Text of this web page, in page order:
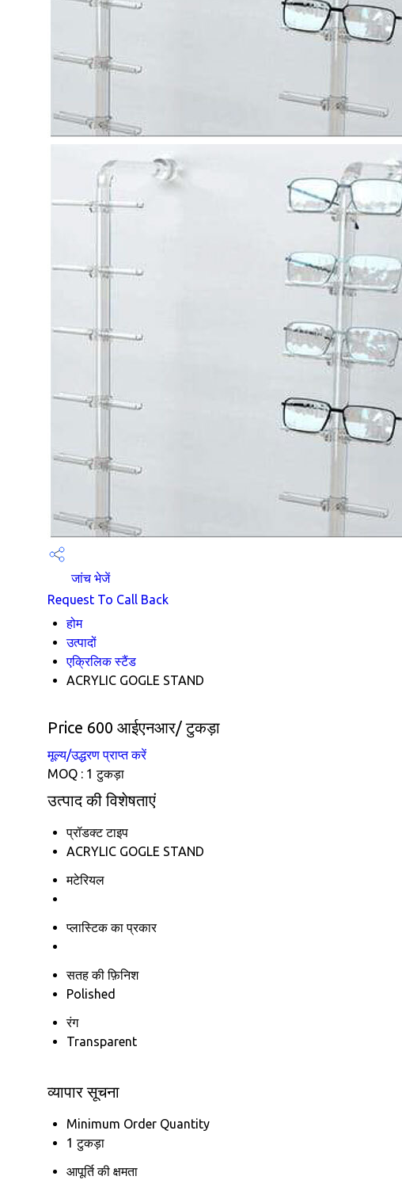
जांच भेजें
Request To Call Back
होम
उत्पादों
एक्रिलिक स्टैंड
ACRYLIC GOGLE STAND
Price 600 आईएनआर/ टुकड़ा
मूल्य/उद्धरण प्राप्त करें
MOQ : 1 टुकड़ा
उत्पाद की विशेषताएं
प्रॉडक्ट टाइप
ACRYLIC GOGLE STAND
मटेरियल
प्लास्टिक का प्रकार
सतह की फ़िनिश
Polished
रंग
Transparent
व्यापार सूचना
Minimum Order Quantity
1 टुकड़ा
आपूर्ति की क्षमता